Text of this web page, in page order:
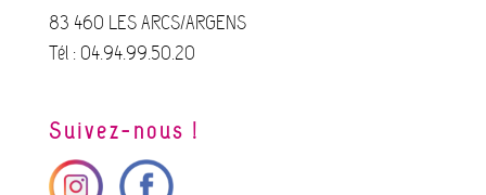
83 460 LES ARCS/ARGENS
Tél : 04.94.99.50.20
Suivez-nous !